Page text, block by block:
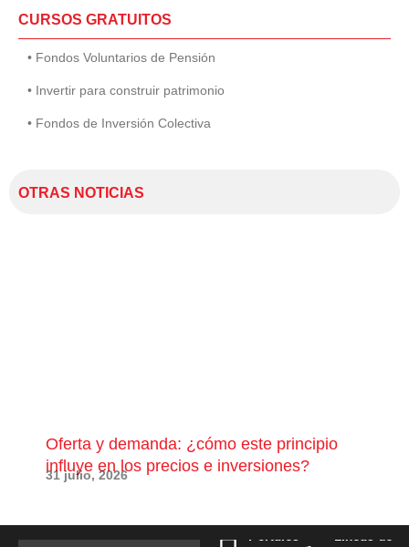
CURSOS GRATUITOS
• Fondos Voluntarios de Pensión
• Invertir para construir patrimonio
• Fondos de Inversión Colectiva
OTRAS NOTICIAS
Oferta y demanda: ¿cómo este principio
influye en los precios e inversiones?
31 julio, 2026
Portales
Líneas de